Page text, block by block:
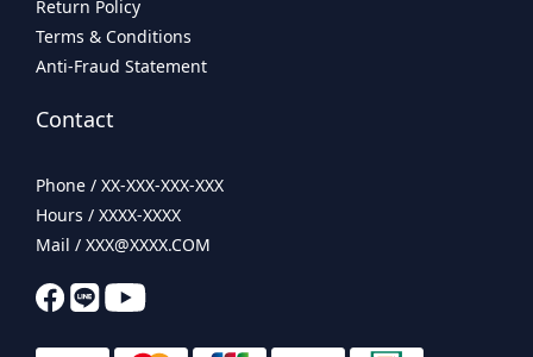
Return Policy
Terms & Conditions
Anti-Fraud Statement
Contact
Phone / XX-XXX-XXX-XXX
Hours / XXXX-XXXX
Mail / XXX@XXXX.COM